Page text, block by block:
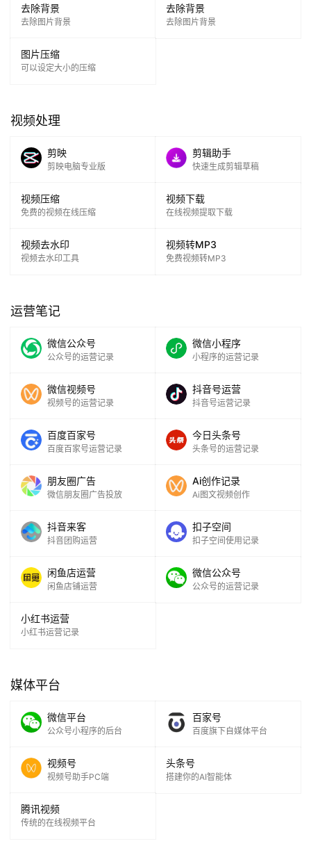
A
干
运
录
经
程
软
用
服
务
目
词
开
源
码
常
用
登录 注册
去除背景
去除图片背景
去除背景
去除图片背景
图片压缩
可以设定大小的压缩
视频处理
剪映
剪映电脑专业版
剪辑助手
快速生成剪辑草稿
视频压缩
免费的视频在线压缩
视频下载
在线视频提取下载
视频去水印
视频去水印工具
视频转MP3
免费视频转MP3
运营笔记
微信公众号
公众号的运营记录
微信小程序
小程序的运营记录
微信视频号
视频号的运营记录
抖音号运营
抖音号运营记录
百度百家号
百度百家号运营记录
今日头条号
头条号的运营记录
朋友圈广告
微信朋友圈广告投放
Ai创作记录
Ai图文视频创作
抖音来客
抖音团购运营
扣子空间
扣子空间使用记录
闲鱼店运营
闲鱼店铺运营
微信公众号
公众号的运营记录
小红书运营
小红书运营记录
媒体平台
微信平台
公众号小程序的后台
百家号
百度旗下自媒体平台
视频号
视频号助手PC端
头条号
搭建你的AI智能体
腾讯视频
传统的在线视频平台